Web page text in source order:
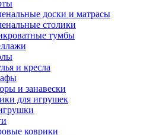
доски и матрасы
столики
тумбы
и кресла
и занавески
для игрушек
коврики